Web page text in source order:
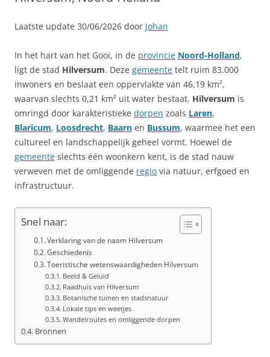
Laatste update 30/06/2026 door Johan
In het hart van het Gooi, in de provincie Noord-Holland,
ligt de stad Hilversum. Deze gemeente telt ruim 83.000
inwoners en beslaat een oppervlakte van 46,19 km²,
waarvan slechts 0,21 km² uit water bestaat. Hilversum is
omringd door karakteristieke dorpen zoals Laren,
Blaricum, Loosdrecht, Baarn en Bussum, waarmee het een
cultureel en landschappelijk geheel vormt. Hoewel de
gemeente slechts één woonkern kent, is de stad nauw
verweven met de omliggende regio via natuur, erfgoed en
infrastructuur.
Snel naar:
Verklaring van de naam Hilversum
Geschiedenis
Toeristische wetenswaardigheden Hilversum
Beeld & Geluid
Raadhuis van Hilversum
Botanische tuinen en stadsnatuur
Lokale tips en weetjes
Wandelroutes en omliggende dorpen
Bronnen